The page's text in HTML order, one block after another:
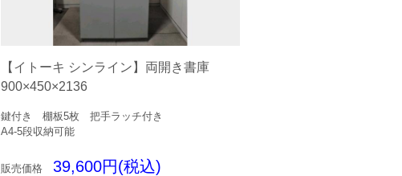
【イトーキ シンライン】両開き書庫
900×450×2136
鍵付き 棚板5枚 把手ラッチ付き
A4-5段収納可能
販売価格 39,600円(税込)